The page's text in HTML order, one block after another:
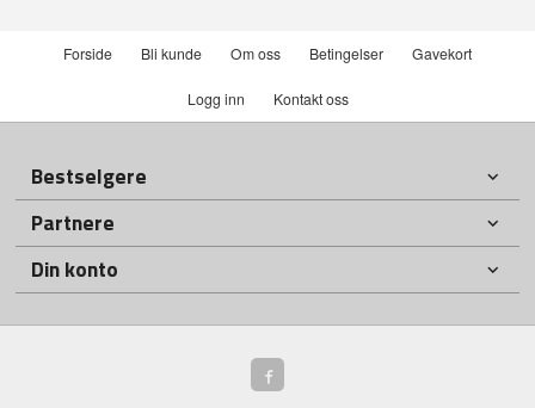
Forside Bli kunde Om oss Betingelser Gavekort
Logg inn Kontakt oss
Bestselgere
Partnere
Din konto